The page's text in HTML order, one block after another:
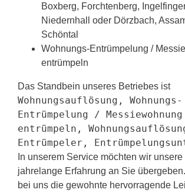
Boxberg, Forchtenberg,
Niedernhall oder Dörzbach,
Schöntal
Wohnungs-Entrümpelung /
entrümpeln
Das Standbein unseres Betriebes ist
Wohnungsauflösung, Wohnungs-
Entrümpelung / Messiewohnung
entrümpeln,
Entrümpeler,
In unserem Service möchten wir unsere
jahrelange Erfahrung an Sie
bei uns die gewohnte hervorragende